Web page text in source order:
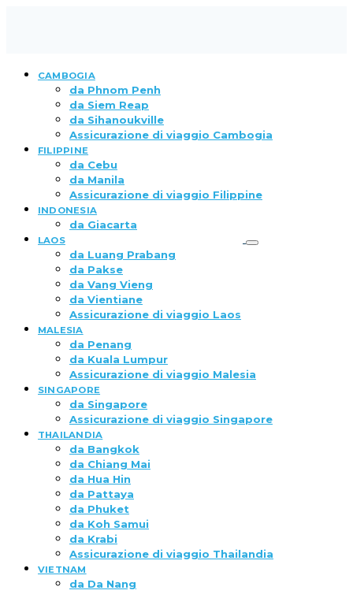
CAMBOGIA
da Phnom Penh
da Siem Reap
da Sihanoukville
Assicurazione di viaggio Cambogia
FILIPPINE
da Cebu
da Manila
Assicurazione di viaggio Filippine
INDONESIA
da Giacarta
LAOS
da Luang Prabang
da Pakse
da Vang Vieng
da Vientiane
Assicurazione di viaggio Laos
MALESIA
da Penang
da Kuala Lumpur
Assicurazione di viaggio Malesia
SINGAPORE
da Singapore
Assicurazione di viaggio Singapore
THAILANDIA
da Bangkok
da Chiang Mai
da Hua Hin
da Pattaya
da Phuket
da Koh Samui
da Krabi
Assicurazione di viaggio Thailandia
VIETNAM
da Da Nang